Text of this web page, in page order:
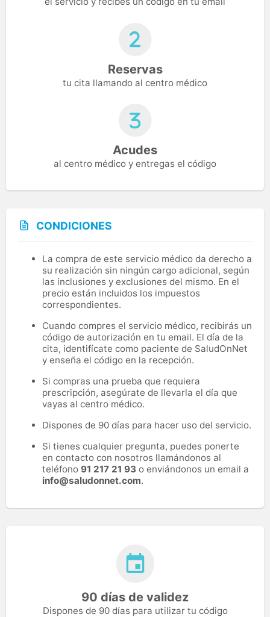
Reservas
tu cita llamando al centro médico
Acudes
al centro médico y entregas el código
CONDICIONES
La compra de este servicio médico da derecho a
su realización sin ningún cargo adicional, según
las inclusiones y exclusiones del mismo. En el
precio están incluidos los impuestos
correspondientes.
Cuando compres el servicio médico, recibirás un
código de autorización en tu email. El día de la
cita, identifícate como paciente de SaludOnNet
y enseña el código en la recepción.
Si compras una prueba que requiera
prescripción, asegúrate de llevarla el día que
vayas al centro médico.
Dispones de 90 días para hacer uso del servicio.
Si tienes cualquier pregunta, puedes ponerte
en contacto con nosotros llamándonos al
teléfono 91 217 21 93 o enviándonos un email a
info@saludonnet.com.
90 días de validez
Dispones de 90 días para utilizar tu código